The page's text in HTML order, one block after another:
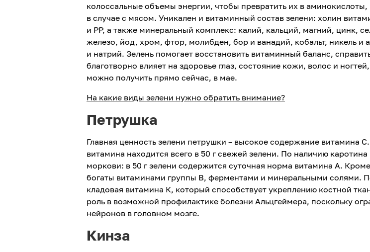
колоссальные объемы энергии, чтобы превратить их в аминокислоты,
в случае с мясом. Уникален и витаминный состав зелени: холин
и РР, а также минеральный комплекс: калий, кальций, магний, цинк,
железо, йод, хром, фтор, молибден, бор и ванадий, кобальт, никель
и натрий. Зелень помогает восстановить витаминный баланс,
благотворно влияет на здоровье глаз, состояние кожи, волос и
можно получить прямо сейчас, в мае.
На какие виды зелени нужно обратить внимание?
Петрушка
Главная ценность зелени петрушки – высокое содержание витамина
витамина находится всего в 50 г свежей зелени. По наличию
моркови: в 50 г зелени содержится суточная норма витамина А.
богаты витаминами группы В, ферментами и минеральными солями.
кладовая витамина К, который способствует укреплению костной
роль в возможной профилактике болезни Альцгеймера, поскольку
нейронов в головном мозге.
Кинза